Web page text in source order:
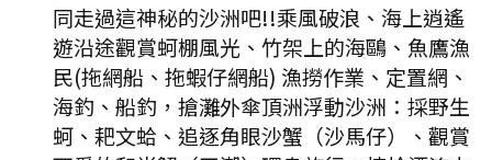
同走過這神秘的沙洲吧!!乘風破浪、海上逍遙
遊沿途觀賞蚵棚風光、竹架上的海鷗、魚鷹漁
民(拖網船、拖蝦仔網船) 漁撈作業、定置網、
海釣、船釣，搶灘外傘頂洲浮動沙洲：採野生
蚵、耙文蛤、追逐角眼沙蟹（沙馬仔）、觀賞